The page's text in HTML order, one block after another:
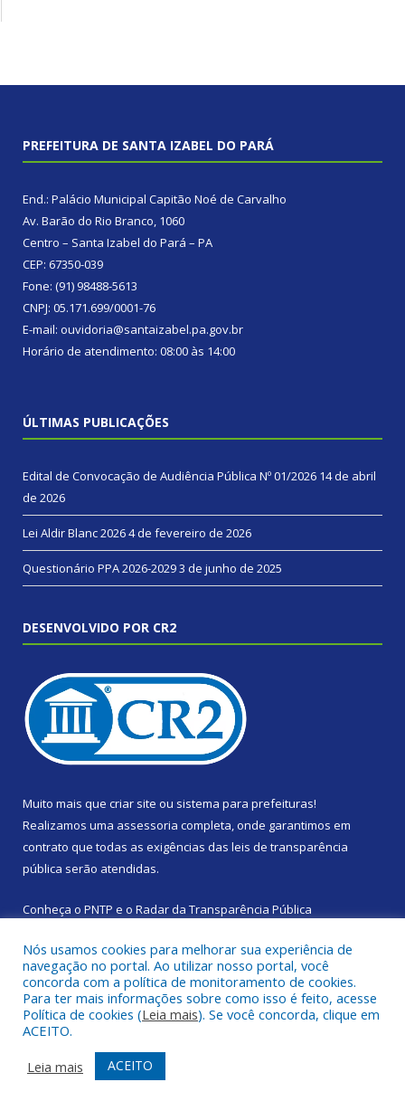
PREFEITURA DE SANTA IZABEL DO PARÁ
End.: Palácio Municipal Capitão Noé de Carvalho
Av. Barão do Rio Branco, 1060
Centro – Santa Izabel do Pará – PA
CEP: 67350-039
Fone: (91) 98488-5613
CNPJ: 05.171.699/0001-76
E-mail: ouvidoria@santaizabel.pa.gov.br
Horário de atendimento: 08:00 às 14:00
ÚLTIMAS PUBLICAÇÕES
Edital de Convocação de Audiência Pública Nº 01/2026 14 de abril
de 2026
Lei Aldir Blanc 20264 de fevereiro de 2026
Questionário PPA 2026-20293 de junho de 2025
DESENVOLVIDO POR CR2
Muito mais que criar site ou sistema para prefeituras!
Realizamos uma assessoria completa, onde garantimos em
contrato que todas as exigências das leis de transparência
pública serão atendidas.
Conheça o PNTP e o Radar da Transparência Pública
Todos os direitos reservados a Prefeitura Municipal de Santa
Izabel do Pará.
Mapa do Site
Acessar Área Administrativa
Acessar Webmail
Nós usamos cookies para melhorar sua experiência de
navegação no portal. Ao utilizar nosso portal, você
concorda com a política de monitoramento de cookies.
Para ter mais informações sobre como isso é feito, acesse
Política de cookies (Leia mais). Se você concorda, clique em
ACEITO.
Leia mais
ACEITO